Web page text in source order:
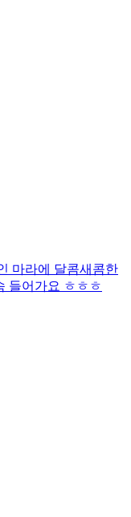
마라에 달콤새콤한
들어가요 ㅎㅎㅎ